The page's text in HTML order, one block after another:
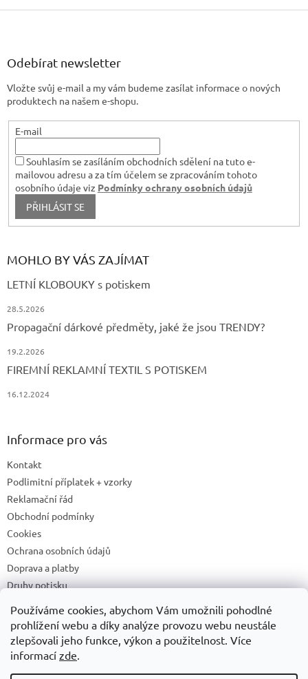
Používáme cookies, abychom Vám umožnili pohodlné
prohlížení webu a díky analýze provozu webu neustále
zlepšovali jeho funkce, výkon a použitelnost. Více
informací zde.
p
ý
i
u
Z
Odebírat newsletter
Vložte svůj e-mail a my vám budeme zasílat informace o nových
produktech na našem e-shopu.
E-mail
Souhlasím se zasíláním obchodních sdělení na tuto e-
mailovou adresu a za tím účelem se zpracováním tohoto
osobního údaje viz Podmínky ochrany osobních údajů
PŘIHLÁSIT SE
MOHLO BY VÁS ZAJÍMAT
LETNÍ KLOBOUKY s potiskem
28.5.2026
Propagační dárkové předměty, jaké že jsou TRENDY?
19.2.2026
FIREMNÍ REKLAMNÍ TEXTIL S POTISKEM
16.12.2024
Informace pro vás
Kontakt
Podlimitní příplatek + vzorky
Reklamační řád
Obchodní podmínky
Cookies
Ochrana osobních údajů
Doprava a platby
Druhy potisku
Recyklační příspěvky a zpětný odběr elektrozařízení/baterií